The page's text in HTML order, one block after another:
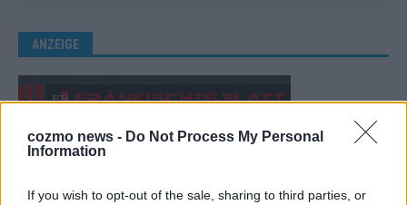
cozmo news - Do Not Process My Personal
Information
If you wish to opt-out of the sale, sharing to third parties, or
ANZEIGE